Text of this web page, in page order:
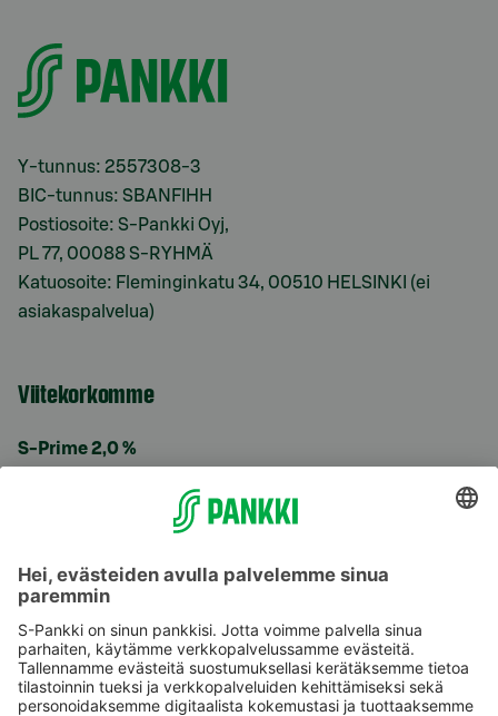
Y-tunnus: 2557308-3
BIC-tunnus: SBANFIHH
Postiosoite: S-Pankki Oyj,
PL 77, 00088 S-RYHMÄ
Katuosoite: Fleminginkatu 34, 00510 HELSINKI (ei
asiakaspalvelua)
Viitekorkomme
S-Prime 2,0 %
Käyttöehdot